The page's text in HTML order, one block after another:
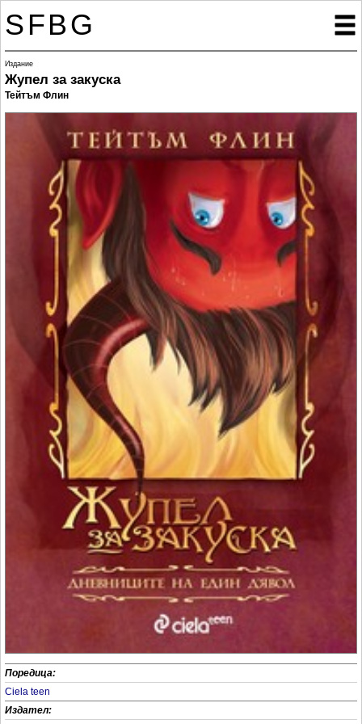
SFBG 
Издание
Жупел за закуска
Тейтъм Флин
Поредица:
Ciela teen
Издател: